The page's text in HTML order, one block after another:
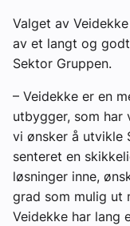
Valget av
av et langt og
Sektor Gruppen.
– Veidekke er en
utbygger, som
vi ønsker å utvikle
senteret en
løsninger inne,
grad som mulig ut
Veidekke har lang